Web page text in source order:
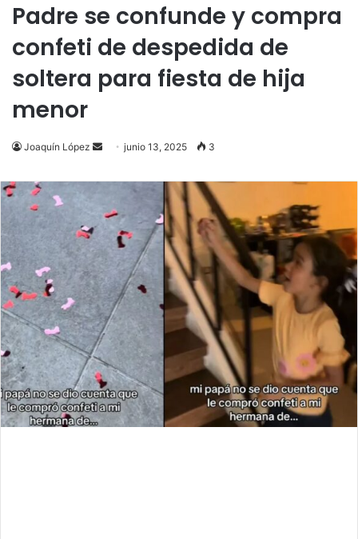
Padre se confunde y compra
confeti de despedida de
soltera para fiesta de hija
menor
Joaquín López
Send
email
junio 13, 2025 3